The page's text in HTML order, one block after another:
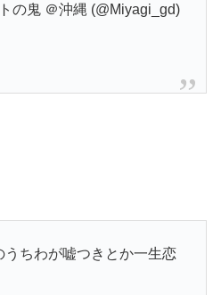
の鬼 ＠沖縄 (@Miyagi_gd)
うちわが嘘つきとか一生恋